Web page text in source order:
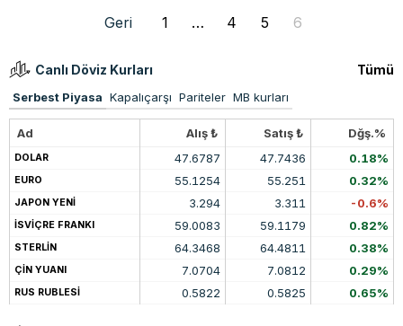
Geri 1 … 4 5 6
Canlı Döviz Kurları Tümü
Serbest Piyasa Kapalıçarşı Pariteler MB kurları
Ad Alış ₺ Satış ₺ Dğş.%
DOLAR 47.6787 47.7436 0.18%
EURO 55.1254 55.251 0.32%
JAPON YENİ 3.294 3.311 -0.6%
İSVİÇRE FRANKI 59.0083 59.1179 0.82%
STERLİN 64.3468 64.4811 0.38%
ÇİN YUANI 7.0704 7.0812 0.29%
RUS RUBLESİ 0.5822 0.5825 0.65%